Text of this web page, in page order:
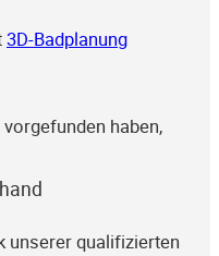
3D-Badplanung
haben,
unserer qualifizierten